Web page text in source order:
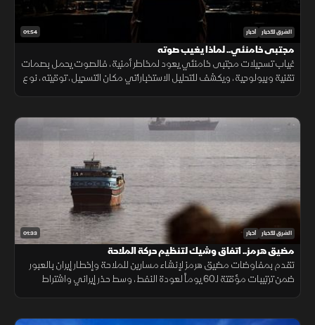
01:54 الشرق للأخبار أخبار
مجتبى خامنئي.. لماذا يغيب صوته
غياب تسجيلات مجتبى خامنئي يعود لمخاطر أمنية، فالصوت يحمل بصمات
تقنية وبيولوجية، ويكشف للتحليل الاستخباراتي مكان التسجيل، توقيته، نوع
01:33 الشرق للأخبار أخبار
مضيق هرمز.. اتفاق وشيك لتنظيم حركة الملاحة
تقدم بمفاوضات مضيق هرمز لإنشاء مسارين للملاحة وإخطار إيران بالعبور
ضمن ترتيبات مؤقتة لـ60 يوماً لعودة النفط، وسط حذر إيراني واشتراط